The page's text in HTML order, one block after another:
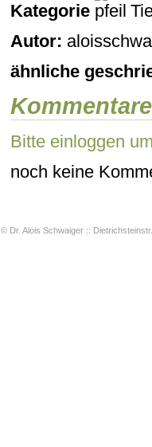
Kategorie
Autor:
ähnliche
Kommentare
Bitte einloggen
noch keine
© Dr. Alois Schwaiger ::